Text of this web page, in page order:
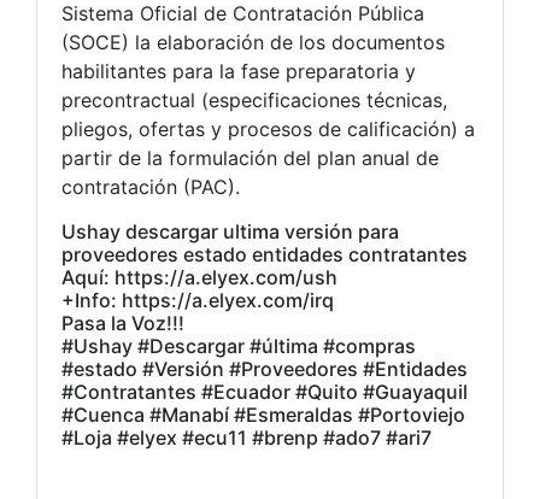
Sistema Oficial de Contratación Pública
(SOCE) la elaboración de los documentos
habilitantes para la fase preparatoria y
precontractual (especificaciones técnicas,
pliegos, ofertas y procesos de calificación) a
partir de la formulación del plan anual de
contratación (PAC).
Ushay descargar ultima versión para
proveedores estado entidades contratantes
Aquí: https://a.elyex.com/ush
+Info: https://a.elyex.com/irq
Pasa la Voz!!!
#Ushay #Descargar #última #compras
#estado #Versión #Proveedores #Entidades
#Contratantes #Ecuador #Quito #Guayaquil
#Cuenca #Manabí #Esmeraldas #Portoviejo
#Loja #elyex #ecu11 #brenp #ado7 #ari7